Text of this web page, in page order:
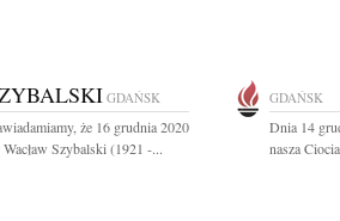
GDAŃSK
że 16 grudnia 2020
Szybalski (1921 -...
GDAŃSK
Dnia 14
nasza